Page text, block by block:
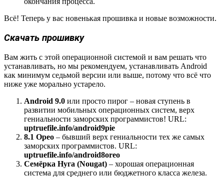
Всё! Теперь у вас новенькая прошивка и новые возможности.
Скачать прошивку
Вам жить с этой операционной системой и вам решать что
устанавливать, но мы рекомендуем, устанавливать Android
как минимум седьмой версии или выше, потому что всё что
ниже уже морально устарело.
Android 9.0 или просто пирог – новая ступень в
развитии мобильных операционных систем, верх
гениальности заморских программистов! URL:
uptruefile.info/android9pie
8.1 Орео – бывший верх гениальности тех же самых
заморских программистов. URL:
uptruefile.info/android8oreo
Семёрка Нуга (Nougat) – хорошая операционная
система для среднего или бюджетного класса железа.